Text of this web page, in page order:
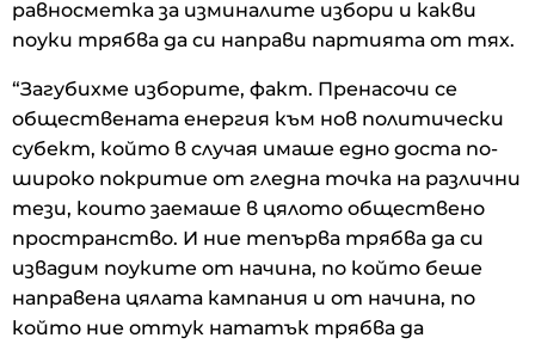
равносметка за изминалите избори и какви
поуки трябва да си направи партията от тях.
“Загубихме изборите, факт. Пренасочи се
обществената енергия към нов политически
субект, който в случая имаше едно доста по-
широко покритие от гледна точка на различни
тези, които заемаше в цялото обществено
пространство. И ние тепърва трябва да си
извадим поуките от начина, по който беше
направена цялата кампания и от начина, по
който ние оттук нататък трябва да